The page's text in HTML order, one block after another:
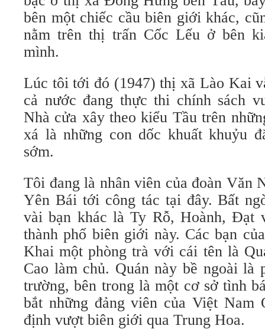
bên một chiếc cầu biên giới khác,
nằm trên thị trấn Cốc Lếu ở bên
mình.
Lúc tôi tới đó (1947) thị xã Lào Kai
cả nước đang thực thi chính sách
Nhà cửa xây theo kiểu Tầu trên
xá là những con dốc khuất khuỷu
sớm.
Tôi đang là nhân viên của đoàn Văn
Yên Bái tới công tác tại đây. Bất
vài bạn khác là Ty Rỗ, Hoành,
thành phố biên giới này. Các bạn
Khai một phòng trà với cái tên là
Cao làm chủ. Quán này bề ngoài là
trường, bên trong là một cơ sở tình
bắt những đảng viên của Việt Nam
định vượt biên giới qua Trung Hoa.